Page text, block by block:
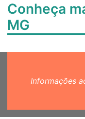
Conheça
MG
Informações